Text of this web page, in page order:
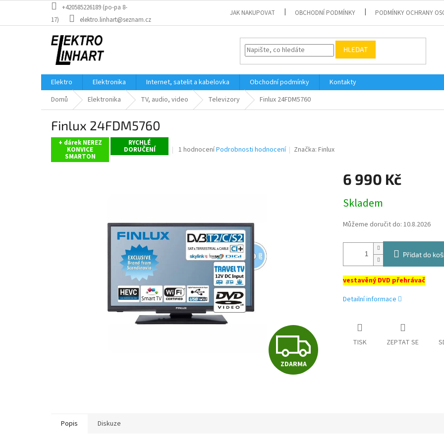
obsah
+420585226189 (po-pa 8-
17)
elektro.linhart@seznam.cz
JAK NAKUPOVAT OBCHODNÍ PODMÍNKY PODMÍNKY OCHRANY
HLEDAT
Elektro Elektronika Internet, satelit a kabelovka Obchodní podmínky
Kontakty
Domů
Elektronika TV, audio, video Televizory Finlux 24FDM5760
Finlux 24FDM5760
+ dárek NEREZ
KONVICE
SMARTON
RYCHLÉ
DORUČENÍ
Průměrné
1 hodnoceníPodrobnosti hodnocení Značka:Finlux
Z
D
ZDARMA
6 990 Kč
cena:
Skladem
Můžeme doručit do: 10.8.2026
Přidat do
vestavěný DVD přehrávač
Detailní informace
TISK ZEPTAT SE
Popis Diskuze